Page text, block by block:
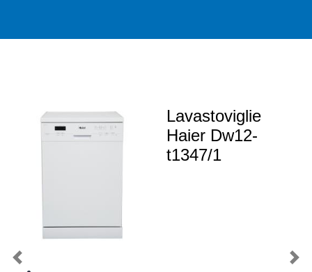
Lavastoviglie
Haier Dw12-
t1347/1
Previous